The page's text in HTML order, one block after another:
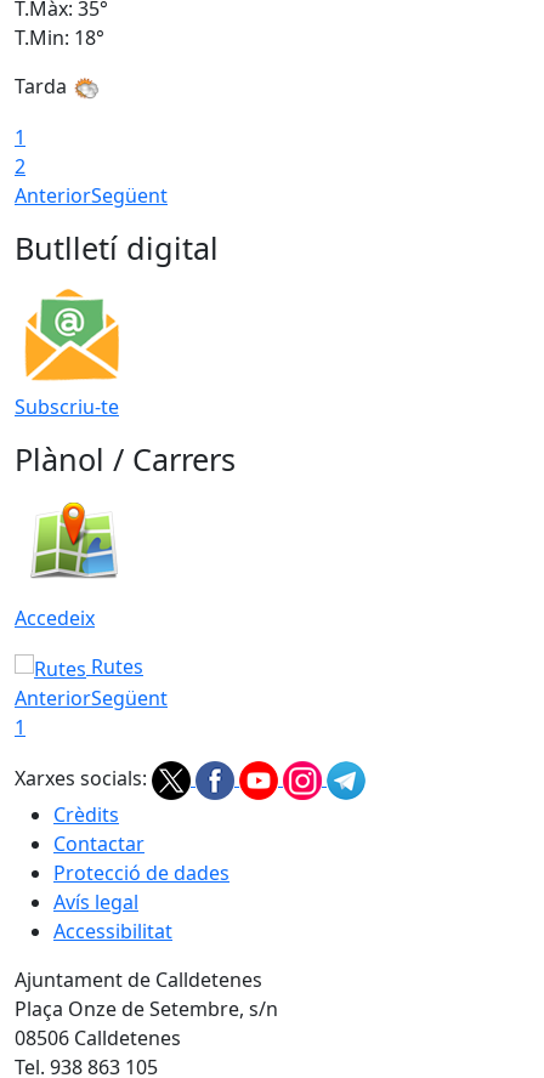
T.Màx: 35°
T.Min: 18°
Tarda
1
2
AnteriorSegüent
Butlletí digital
Subscriu-te
Plànol / Carrers
Accedeix
Rutes
AnteriorSegüent
1
Xarxes socials:
Crèdits
Contactar
Protecció de dades
Avís legal
Accessibilitat
Ajuntament de Calldetenes
Plaça Onze de Setembre, s/n
08506 Calldetenes
Tel. 938 863 105